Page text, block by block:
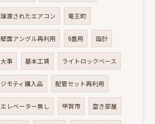
譲渡されたエアコン 竜王町
壁面アングル再利用 6畳用 設計
大事 基本工賃 ライトロックベース
ジモティ購入品 配管セット再利用
エレベーター無し 甲賀市 空き部屋